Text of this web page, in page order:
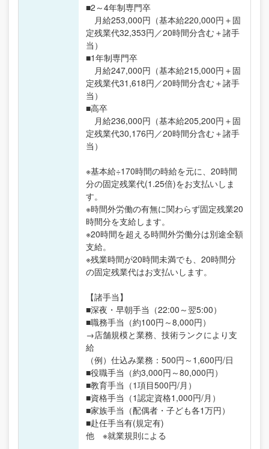
■2～4年制専門卒
月給253,000円（基本給220,000円＋固
定残業代32,353円／20時間分含む＋諸手
当）
■1年制専門卒
月給247,000円（基本給215,000円＋固
定残業代31,618円／20時間分含む＋諸手
当）
■高卒
月給236,000円（基本給205,200円＋固
定残業代30,176円／20時間分含む＋諸手
当）
※基本給÷170時間の時給を元に、20時間
分の固定残業代(1.25倍)をお支払いしま
す。
※時間外労働の有無に関わらず固定残業20
時間分を支給します。
※20時間を超える時間外労働分は別途全額
支給。
※残業時間が20時間未満でも、20時間分
の固定残業代はお支払いします。
【諸手当】
■深夜・早朝手当（22:00～翌5:00）
■職務手当（約100円～8,000円）
→店舗規模と業務、技術ランクにより支
給
（例）仕込み業務：500円～1,600円/日
■役職手当（約3,000円～80,000円）
■教育手当（1項目500円/月）
■資格手当（1認定資格1,000円/月）
■家族手当（配偶者・子ども各1万円）
■赴任手当有(規定有)
他 ※就業規則による